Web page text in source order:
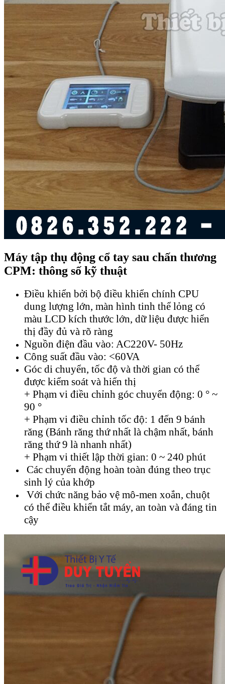
Máy tập thụ động cổ tay sau chấn thương
CPM: thông số kỹ thuật
Điều khiển bởi bộ điều khiển chính CPU
dung lượng lớn, màn hình tinh thể lỏng có
màu LCD kích thước lớn, dữ liệu được hiển
thị đầy đủ và rõ ràng
Nguồn điện đầu vào: AC220V- 50Hz
Công suất đầu vào: <60VA
Góc di chuyển, tốc độ và thời gian có thể
được kiểm soát và hiển thị
+ Phạm vi điều chỉnh góc chuyển động: 0 ° ~
90 °
+ Phạm vi điều chỉnh tốc độ: 1 đến 9 bánh
răng (Bánh răng thứ nhất là chậm nhất, bánh
răng thứ 9 là nhanh nhất)
+ Phạm vi thiết lập thời gian: 0 ~ 240 phút
Các chuyển động hoàn toàn đúng theo trục
sinh lý của khớp
Với chức năng bảo vệ mô-men xoắn, chuột
có thể điều khiển tắt máy, an toàn và đáng tin
cậy